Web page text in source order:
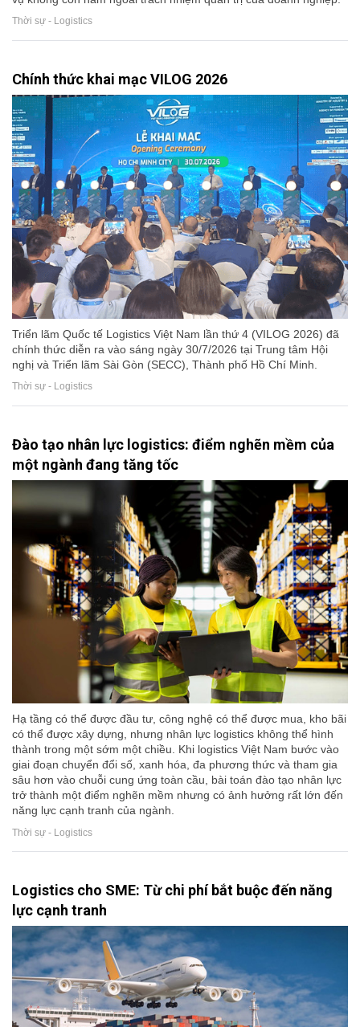
Thời sự - Logistics
Chính thức khai mạc VILOG 2026
Triển lãm Quốc tế Logistics Việt Nam lần thứ 4 (VILOG 2026) đã
chính thức diễn ra vào sáng ngày 30/7/2026 tại Trung tâm Hội
nghị và Triển lãm Sài Gòn (SECC), Thành phố Hồ Chí Minh.
Thời sự - Logistics
Đào tạo nhân lực logistics: điểm nghẽn mềm của
một ngành đang tăng tốc
Hạ tầng có thể được đầu tư, công nghệ có thể được mua, kho bãi
có thể được xây dựng, nhưng nhân lực logistics không thể hình
thành trong một sớm một chiều. Khi logistics Việt Nam bước vào
giai đoạn chuyển đổi số, xanh hóa, đa phương thức và tham gia
sâu hơn vào chuỗi cung ứng toàn cầu, bài toán đào tạo nhân lực
trở thành một điểm nghẽn mềm nhưng có ảnh hưởng rất lớn đến
năng lực cạnh tranh của ngành.
Thời sự - Logistics
Logistics cho SME: Từ chi phí bắt buộc đến năng
lực cạnh tranh